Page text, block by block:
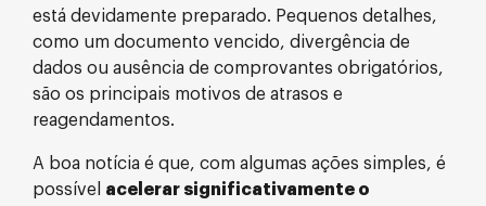
está devidamente preparado. Pequenos detalhes,
como um documento vencido, divergência de
dados ou ausência de comprovantes obrigatórios,
são os principais motivos de atrasos e
reagendamentos.
A boa notícia é que, com algumas ações simples, é
possível acelerar significativamente o